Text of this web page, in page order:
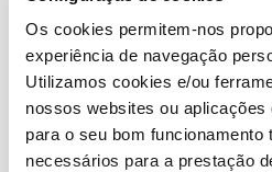
Os cookies permitem-nos
experiência de navegação
Utilizamos cookies e/ou
nossos websites ou aplicações
para o seu bom funcionamento
necessários para a prestação
Condições do Fórum NOS